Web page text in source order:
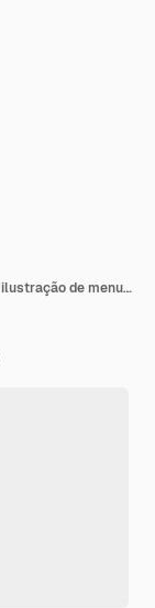
Sashimi de camarão, rolo de sushi fresco, ilustração de menu japonês